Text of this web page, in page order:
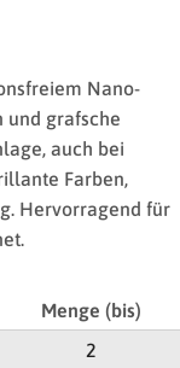
Nano-
und grafsche
auch bei
Farben,
Hervorragend für
Menge (bis)
2